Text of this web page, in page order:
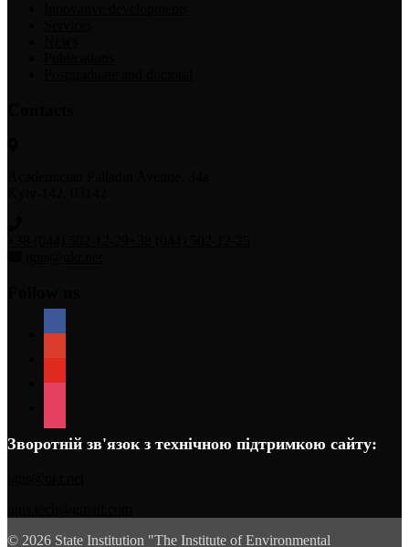
Зворотній зв'язок з технічною підтримкою сайту:
© 2026 State Institution "The Institute of Environmental